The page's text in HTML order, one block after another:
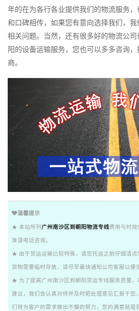
年的在为各行各业提供我们的物流服务
和口碑相传，如果您有意向选择我们，
相关问题。当然，还有很多好的物流公
阳的设备运输服务，您也可以多多咨询
商。
温馨提示
★ 本站所列 广州南沙区到朝阳物流专线费用与时
准请电话咨询。
★ 由于货运运输比较特殊，请您托运之前仔细清
货物需要临时存放，请尽早最快通知公司客服以便
★ 为了提高广州南沙区到朝阳货运专线服务质量
建议，我们会认真对待并及时把处理意见汇报于您
们将为客户的需求做出不懈的努力，您的满意就是